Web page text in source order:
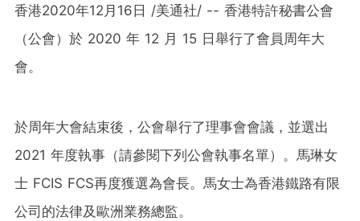
香港2020年12月16日 /美通社/ -- 香港特許秘書公會
（公會）於 2020 年 12 月 15 日舉行了會員周年大
會。
於周年大會結束後，公會舉行了理事會會議，並選出
2021 年度執事（請參閱下列公會執事名單）。馬琳女
士 FCIS FCS再度獲選為會長。馬女士為香港鐵路有限
公司的法律及歐洲業務總監。